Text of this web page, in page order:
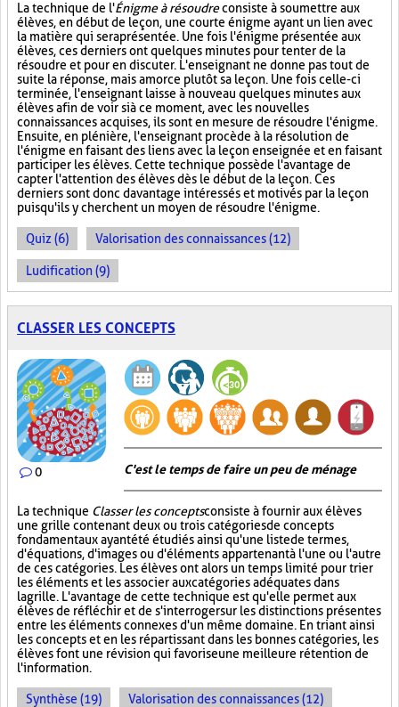
La technique de l'Énigme à résoudreconsiste à soumettre aux
élèves, en début de leçon, une courte énigme ayant un lien avec
la matière qui sera présentée. Une fois l'énigme présentée aux
élèves, ces derniers ont quelques minutes pour tenter de la
résoudre et pour en discuter. L'enseignant ne donne pas tout de
suite la réponse, mais amorce plutôt sa leçon. Une fois celle-ci
terminée, l'enseignant laisse à nouveau quelques minutes aux
élèves afin de voir si à ce moment, avec les nouvelles
connaissances acquises, ils sont en mesure de résoudre l'énigme.
Ensuite, en plénière, l'enseignant procède à la résolution de
l'énigme en faisant des liens avec la leçon enseignée et en faisant
participer les élèves. Cette technique possède l'avantage de
capter l'attention des élèves dès le début de la leçon. Ces
derniers sont donc davantage intéressés et motivés par la leçon
puisqu'ils y cherchent un moyen de résoudre l'énigme.
Quiz (6) Valorisation des connaissances (12)
Ludification (9)
CLASSER LES CONCEPTS
0 C'est le temps de faire un peu de ménage
La technique Classer les conceptsconsiste à fournir aux élèves
une grille contenant deux ou trois catégories de concepts
fondamentaux ayant été étudiés ainsi qu'une liste de termes,
d'équations, d'images ou d'éléments appartenant à l'une ou l'autre
de ces catégories. Les élèves ont alors un temps limité pour trier
les éléments et les associer aux catégories adéquates dans
la grille. L'avantage de cette technique est qu'elle permet aux
élèves de réfléchir et de s'interroger sur les distinctions présentes
entre les éléments connexes d'un même domaine. En triant ainsi
les concepts et en les répartissant dans les bonnes catégories, les
élèves font une révision qui favorise une meilleure rétention de
l'information.
Synthèse (19) Valorisation des connaissances (12)